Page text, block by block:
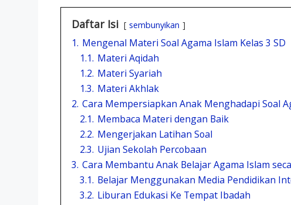
Daftar Isi sembunyikan
1. Mengenal Materi Soal Agama Islam Kelas 3 SD
1.1. Materi Aqidah
1.2. Materi Syariah
1.3. Materi Akhlak
2. Cara Mempersiapkan Anak Menghadapi Soal
2.1. Membaca Materi dengan Baik
2.2. Mengerjakan Latihan Soal
2.3. Ujian Sekolah Percobaan
3. Cara Membantu Anak Belajar Agama Islam
3.1. Belajar Menggunakan Media Pendidikan
3.2. Liburan Edukasi Ke Tempat Ibadah